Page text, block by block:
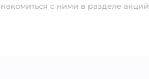
с ними в разделе акций